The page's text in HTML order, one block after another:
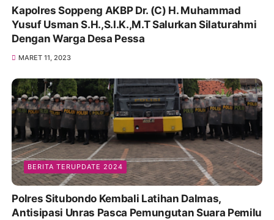
Kapolres Soppeng AKBP Dr. (C) H. Muhammad
Yusuf Usman S.H.,S.I.K.,M.T Salurkan Silaturahmi
Dengan Warga Desa Pessa
MARET 11, 2023
BERITA TERUPDATE 2024
Polres Situbondo Kembali Latihan Dalmas,
Antisipasi Unras Pasca Pemungutan Suara Pemilu